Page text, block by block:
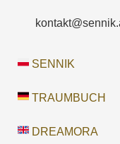
SENNIK
TRAUMBUCH
DREAMORA